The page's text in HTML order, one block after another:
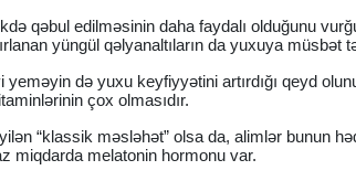
qəbul edilməsinin daha faydalı olduğunu
yüngül qəlyanaltıların da yuxuya müsbət
də yuxu keyfiyyətini artırdığı qeyd
çox olmasıdır.
“klassik məsləhət” olsa da, alimlər bunun
miqdarda melatonin hormonu var.